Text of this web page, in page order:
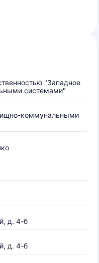
"Западное
системами"
коммунальными
д. 4-б
д. 4-б